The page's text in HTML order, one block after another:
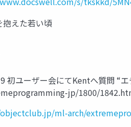
抱えた若い頃
初ユーザー会にてKentへ質問 “
jp/1800/
ml-arch/